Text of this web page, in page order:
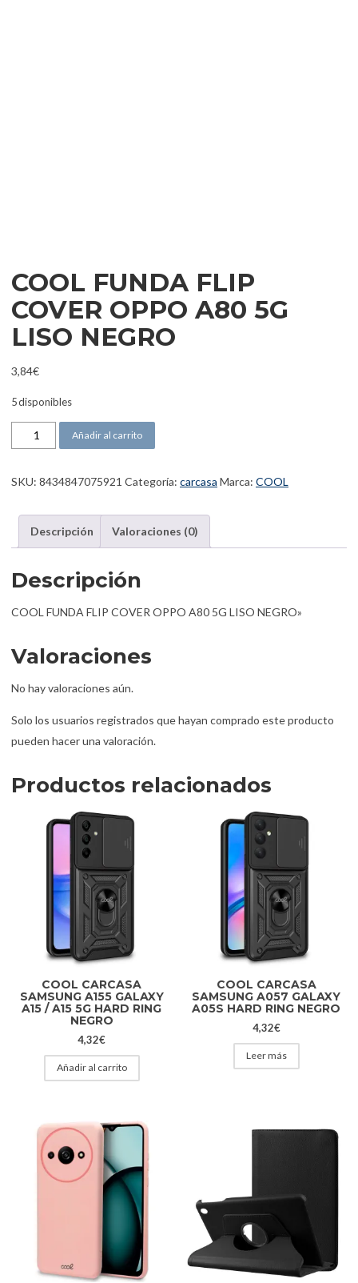
COOL FUNDA FLIP
COVER OPPO A80 5G
LISO NEGRO
3,84€
5 disponibles
COOL FUNDA FLIP COVER OPPO A80 5G LISO NEGRO cantidad
Añadir al carrito
SKU: 8434847075921 Categoría: carcasa Marca: COOL
Descripción Valoraciones (0)
Descripción
COOL FUNDA FLIP COVER OPPO A80 5G LISO NEGRO»
Valoraciones
No hay valoraciones aún.
Solo los usuarios registrados que hayan comprado este producto
pueden hacer una valoración.
Productos relacionados
COOL CARCASA
SAMSUNG A155 GALAXY
A15 / A15 5G HARD RING
NEGRO
4,32€
Añadir al carrito
COOL CARCASA
SAMSUNG A057 GALAXY
A05S HARD RING NEGRO
4,32€
Leer más